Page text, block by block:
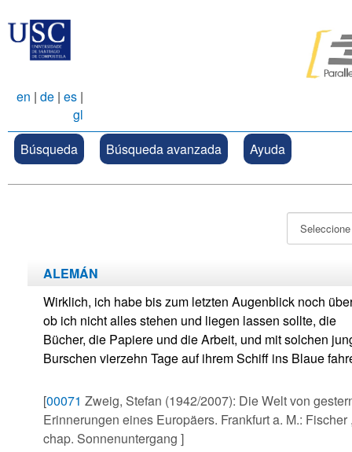
en | de | es |
gl
Búsqueda
Búsqueda avanzada Ayuda
ALEMÁN
Wirklich, ich habe bis zum letzten Augenblick noch
ob ich nicht alles stehen und liegen lassen sollte, die
Bücher, die Papiere und die Arbeit, und mit solchen
Burschen vierzehn Tage auf ihrem Schiff ins Blaue
[00071 Zweig, Stefan (1942/2007): Die Welt von
Erinnerungen eines Europäers. Frankfurt a. M.: Fischer
chap. Sonnenuntergang ]